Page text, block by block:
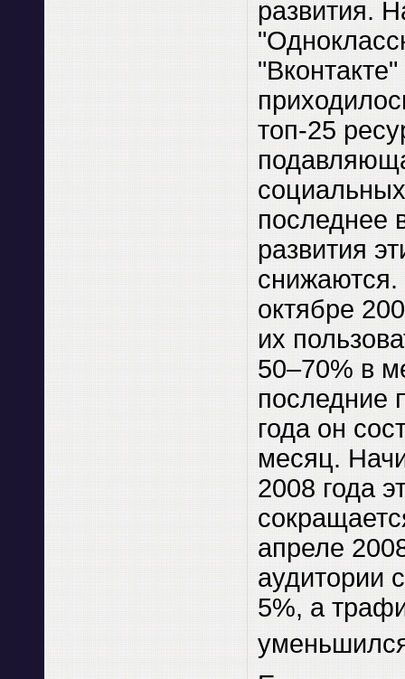
развития.
топ-25
последнее
развития
октябре
их
50–70% в
последние
года он
месяц.
2008 года
апреле
аудитории
5%, а